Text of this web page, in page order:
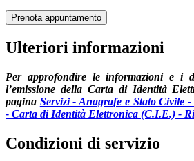
Prenota appuntamento
Ulteriori informazioni
Per approfondire le informazioni e i
l’emissione della Carta di Identità
pagina Servizi - Anagrafe e Stato Civile
- Carta di Identità Elettronica (C.I.E.) -
Condizioni di servizio